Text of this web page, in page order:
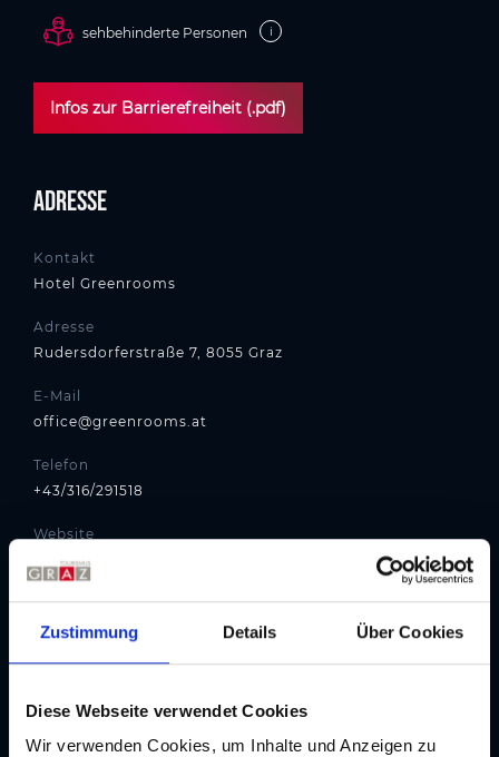
Zustimmung Details Über Cookies
Diese Webseite verwendet Cookies
Wir verwenden Cookies, um Inhalte und Anzeigen zu
sehbehinderte Personen i
Infos zur Barrierefreiheit (.pdf)
Adresse
Kontakt
Hotel Greenrooms
Adresse
Rudersdorferstraße 7, 8055 Graz
E-Mail
office@greenrooms.at
Telefon
+43/316/291518
Website
greenrooms.at
Routenplaner